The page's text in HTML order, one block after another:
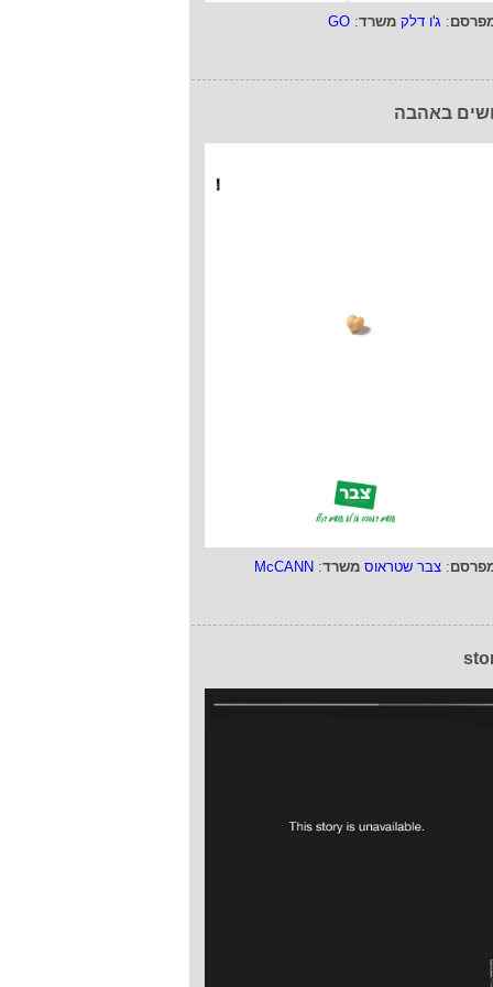
: ג'ו דלק משרד:
GO
באהבה
: צבר שטראוס משרד:
McCANN